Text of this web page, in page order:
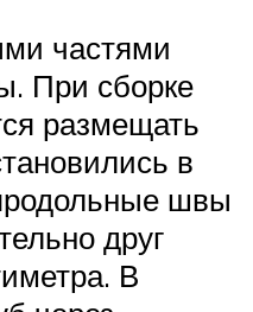
частями
При сборке
размещать
в
швы
друг
В